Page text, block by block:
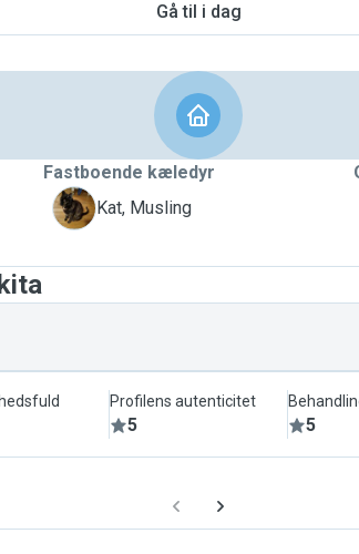
Gå til i dag
Fastboende kæledyr
M
Kat, Musling
Profilens autenticitet
5 5